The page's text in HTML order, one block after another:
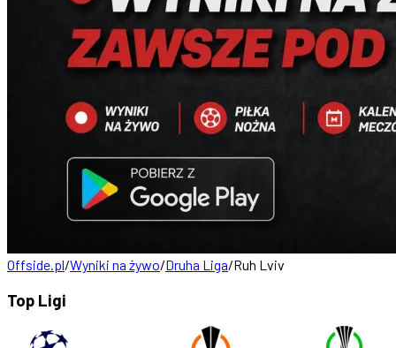
Offside.pl/Wyniki na żywo/Druha Liga/Ruh Lviv
Top Ligi